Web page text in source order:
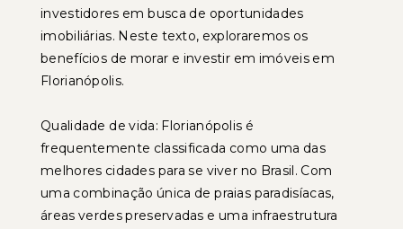
investidores em busca de oportunidades
imobiliárias. Neste texto, exploraremos os
benefícios de morar e investir em imóveis em
Florianópolis.
Qualidade de vida: Florianópolis é
frequentemente classificada como uma das
melhores cidades para se viver no Brasil. Com
uma combinação única de praias paradisíacas,
áreas verdes preservadas e uma infraestrutura